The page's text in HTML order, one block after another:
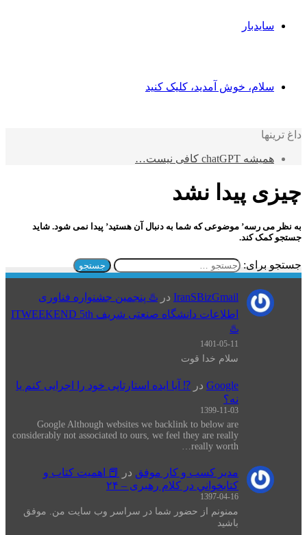
سایدبار
سلام، خوش آمدید، کلیک کنید
داغ ترینها
همیشه chatGPT کافی نیست…
چیزی پیدا نشد
به نظر می رسه’ موضوعی که شما به دنبال آن هستید’ پیدا نمی شود. شاید
جستجو کمک کند.
جستجو برای:
IranSBizGmail در ♨️ پنجمین جشنواره فناوری
اطلاعات دانشگاه صنعتی شریف ITWEEKEND 5th
♨️
1401-05-11
سلام خدا قوت
Google در ⁉️ آیا ایده استارتاپی خود را اجرایی کنم یا
نه؟
1399-11-03
Google Although websites we backlink to below are
considerably not associated to ours, we feel they are really
really worth…
مدیر کسب و کار موفق در
📕 اهميت كتاب و
كتابخواني در كلام رهبری – ۲۴
1397-04-16
ممنونم از حضور شما در سراسر وب سایت من. موفق
باشید